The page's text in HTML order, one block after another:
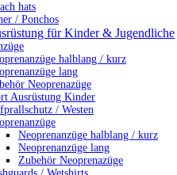
hats
/ Ponchos
für Kinder & Jugendliche
halblang / kurz
lang
Neoprenazüge
Ausrüstung Kinder
/ Westen
Neoprenanzüge halblang / kurz
Neoprenanzüge lang
Zubehör Neoprenazüge